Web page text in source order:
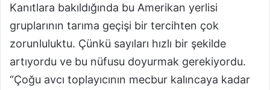
Kanıtlara bakıldığında bu Amerikan yerlisi
gruplarının tarıma geçişi bir tercihten çok
zorunluluktu. Çünkü sayıları hızlı bir şekilde
artıyordu ve bu nüfusu doyurmak gerekiyordu.
“Çoğu avcı toplayıcının mecbur kalıncaya kadar